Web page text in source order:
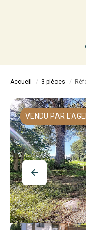
Accueil 3 pièces
VENDU PAR